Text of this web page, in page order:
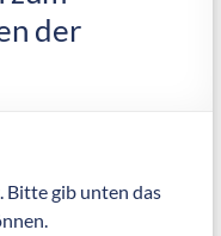
der
Bitte gib unten das